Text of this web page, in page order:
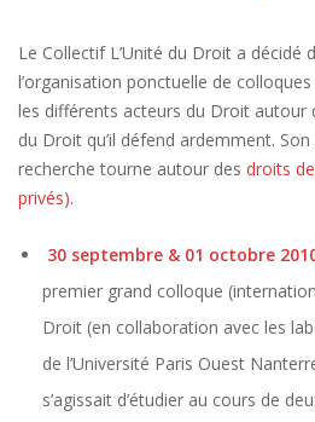
Le Collectif L’Unité du Droit a décidé
l’organisation ponctuelle de
les différents acteurs du Droit autour
du Droit qu’il défend ardemment.
recherche tourne autour des droits
privés).
30 septembre & 01 octobre
premier grand colloque
Droit (en collaboration avec les
de l’Université Paris Ouest
s’agissait d’étudier au cours de